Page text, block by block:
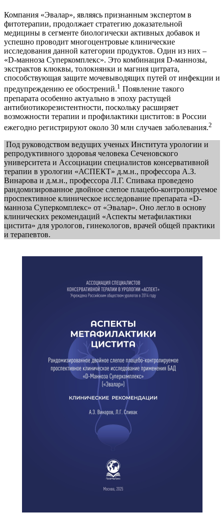
Компания «Эвалар», являясь признанным экспертом в
фитотерапии, продолжает стратегию доказательной
медицины в сегменте биологически активных добавок и
успешно проводит многоцентровые клинические
исследования данной категории продуктов. Один из них –
«D-манноза Суперкомплекс». Это комбинация D-маннозы,
экстрактов клюквы, толокнянки и магния цитрата,
способствующая защите мочевыводящих путей от инфекции и
предупреждению ее обострений.1 Появление такого
препарата особенно актуально в эпоху растущей
антибиотикорезистентности, поскольку расширяет
возможности терапии и профилактики циститов: в России
ежегодно регистрируют около 30 млн случаев заболевания.2
Под руководством ведущих ученых Института урологии и
репродуктивного здоровья человека Сеченовского
университета и Ассоциации специалистов консервативной
терапии в урологии «АСПЕКТ» д.м.н., профессора А.З.
Винарова и д.м.н., профессора Л.Г. Спивака проведено
рандомизированное двойное слепое плацебо-контролируемое
проспективное клиническое исследование препарата «D-
манноза Суперкомплекс» от «Эвалар». Оно легло в основу
клинических рекомендаций «Аспекты метафилактики
цистита» для урологов, гинекологов, врачей общей практики
и терапевтов.